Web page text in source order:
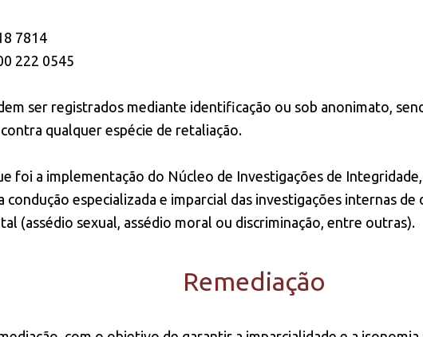
7814
222 0545
ser registrados mediante identificação ou sob anonimato,
qualquer espécie de retaliação.
foi a implementação do Núcleo de Investigações de
condução especializada e imparcial das investigações internas de
(assédio sexual, assédio moral ou discriminação, entre outras).
Remediação